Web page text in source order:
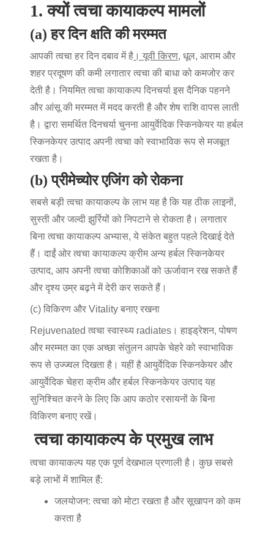
1. क्यों त्वचा कायाकल्प मामलों
(a) हर दिन क्षति की मरम्मत
आपकी त्वचा हर दिन दबाव में है । यूवी किरण, धूल, आराम और
शहर प्रदूषण की कमी लगातार त्वचा की बाधा को कमजोर कर
देती है। नियमित त्वचा कायाकल्प दिनचर्या इस दैनिक पहनने
और आंसू की मरम्मत में मदद करती है और शेष राशि वापस लाती
है। द्वारा समर्थित दिनचर्या चुनना आयुर्वेदिक स्किनकेयर या हर्बल
स्किनकेयर उत्पाद अपनी त्वचा को स्वाभाविक रूप से मजबूत
रखता है।
(b) प्रीमेच्योर एजिंग को रोकना
सबसे बड़ी त्वचा कायाकल्प के लाभयह है कि यह ठीक लाइनों,
सुस्ती और जल्दी झुर्रियों को निपटाने से रोकता है। लगातार
बिना त्वचा कायाकल्प अभ्यास, ये संकेत बहुत पहले दिखाई देते
हैं। दाईं ओर त्वचा कायाकल्प क्रीमअन्य हर्बल स्किनकेयर
उत्पाद, आप अपनी त्वचा कोशिकाओं को ऊर्जावान रख सकते हैं
और दृश्य उम्र बढ़ने में देरी कर सकते हैं।
(c) विकिरण और Vitality बनाए रखना
Rejuvenated त्वचा स्वास्थ्य radiates। हाइड्रेशन, पोषण
और मरम्मत का एक अच्छा संतुलन आपके चेहरे को स्वाभाविक
रूप से उज्ज्वल दिखता है। यहीं है आयुर्वेदिक स्किनकेयर और
आयुर्वेदिक चेहरा क्रीमऔर हर्बल स्किनकेयर उत्पाद यह
सुनिश्चित करने के लिए कि आप कठोर रसायनों के बिना
विकिरण बनाए रखें।
त्वचा कायाकल्प के प्रमुख लाभ
त्वचा कायाकल्प यह एक पूर्ण देखभाल प्रणाली है। कुछ सबसे
बड़े लाभों में शामिल हैं:
जलयोजन: त्वचा को मोटा रखता है और सूखापन को कम
करता है